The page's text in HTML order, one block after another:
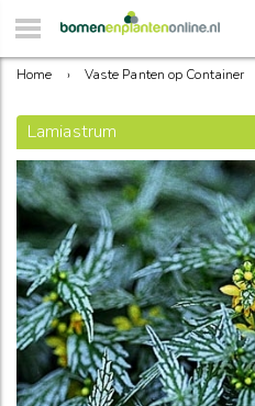
Home › Vaste Panten op Container
Lamiastrum